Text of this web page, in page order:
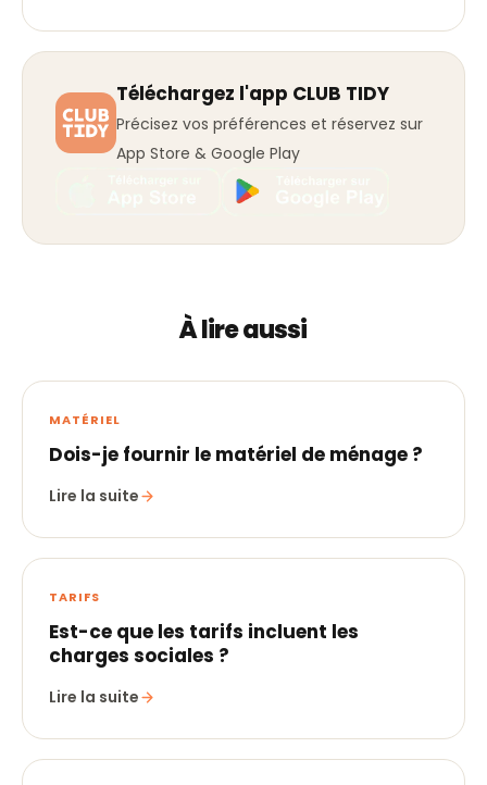
Téléchargez l'app CLUB TIDY
Précisez vos préférences et réservez sur
App Store & Google Play
À lire aussi
MATÉRIEL
Dois-je fournir le matériel de ménage ?
Lire la suite
TARIFS
Est-ce que les tarifs incluent les
charges sociales ?
Lire la suite